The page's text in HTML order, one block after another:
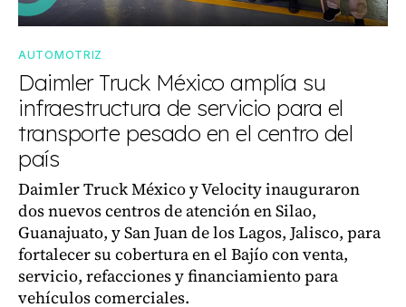
AUTOMOTRIZ
Daimler Truck México amplía su
infraestructura de servicio para el
transporte pesado en el centro del
país
Daimler Truck México y Velocity inauguraron
dos nuevos centros de atención en Silao,
Guanajuato, y San Juan de los Lagos, Jalisco, para
fortalecer su cobertura en el Bajío con venta,
servicio, refacciones y financiamiento para
vehículos comerciales.